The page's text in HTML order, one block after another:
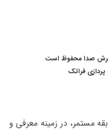
صدا محفوظ است
پردازی فراتک
برتر توس با 15 سال سابقه مستمر، در زمینه معرفی و